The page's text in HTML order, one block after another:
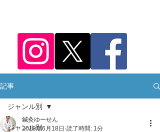
記事
ジャンル別
ジャンル別
鍼灸ゆーせん
2019年6月18日 読了時間: 1分